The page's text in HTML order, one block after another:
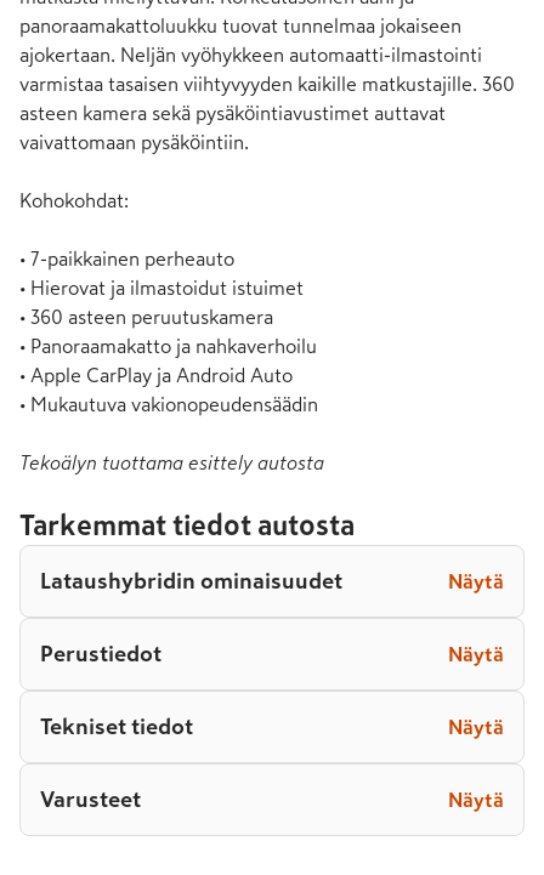
panoraamakattoluukku tuovat tunnelmaa jokaiseen
ajokertaan. Neljän vyöhykkeen automaatti-ilmastointi
varmistaa tasaisen viihtyvyyden kaikille matkustajille. 360
asteen kamera sekä pysäköintiavustimet auttavat
vaivattomaan pysäköintiin.
Kohokohdat:
• 7-paikkainen perheauto
• Hierovat ja ilmastoidut istuimet
• 360 asteen peruutuskamera
• Panoraamakatto ja nahkaverhoilu
• Apple CarPlay ja Android Auto
• Mukautuva vakionopeudensäädin
Tekoälyn tuottama esittely autosta
Tarkemmat tiedot autosta
Lataushybridin ominaisuudet Näytä
Perustiedot Näytä
Tekniset tiedot Näytä
Varusteet Näytä